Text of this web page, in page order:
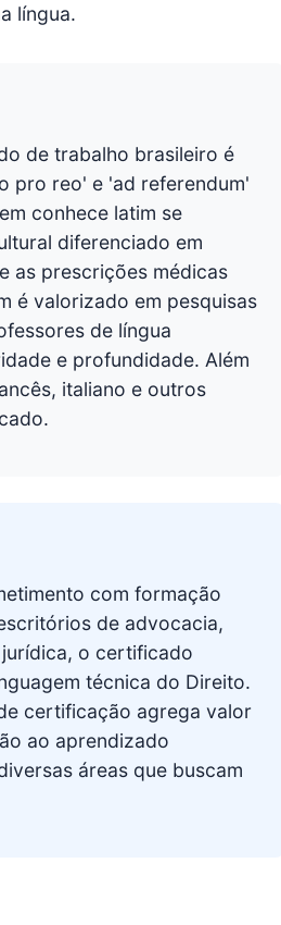
língua.
de trabalho brasileiro é
pro reo' e 'ad referendum'
conhece latim se
diferenciado em
as prescrições médicas
é valorizado em pesquisas
de língua
e profundidade. Além
italiano e outros
com formação
de advocacia,
o certificado
técnica do Direito.
certificação agrega valor
ao aprendizado
áreas que buscam